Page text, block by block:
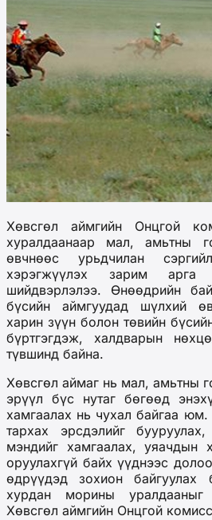
Хөвсгөл аймгийн Онцгой
хуралдаанаар мал, амьтны
өвчнөөс урьдчилан
хэрэгжүүлэх зарим арга
шийдвэрлэлээ. Өнөөдрийн
бүсийн аймгуудад шүлхий
харин зүүн болон төвийн
бүртгэгдэж, халдварын
түвшинд байна.
Хөвсгөл аймаг нь мал, амьтны
эрүүл бүс нутаг бөгөөд
хамгаалах нь чухал байгаа
тархах эрсдэлийг
мэндийг хамгаалах, уяачдын
оруулахгүй байх үүднээс
өдрүүдэд зохион байгуулах
хурдан морины уралдааныг
Хөвсгөл аймгийн Онцгой